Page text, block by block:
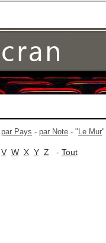
par Pays - par Note - " Le Mur"
V W X Y Z - Tout